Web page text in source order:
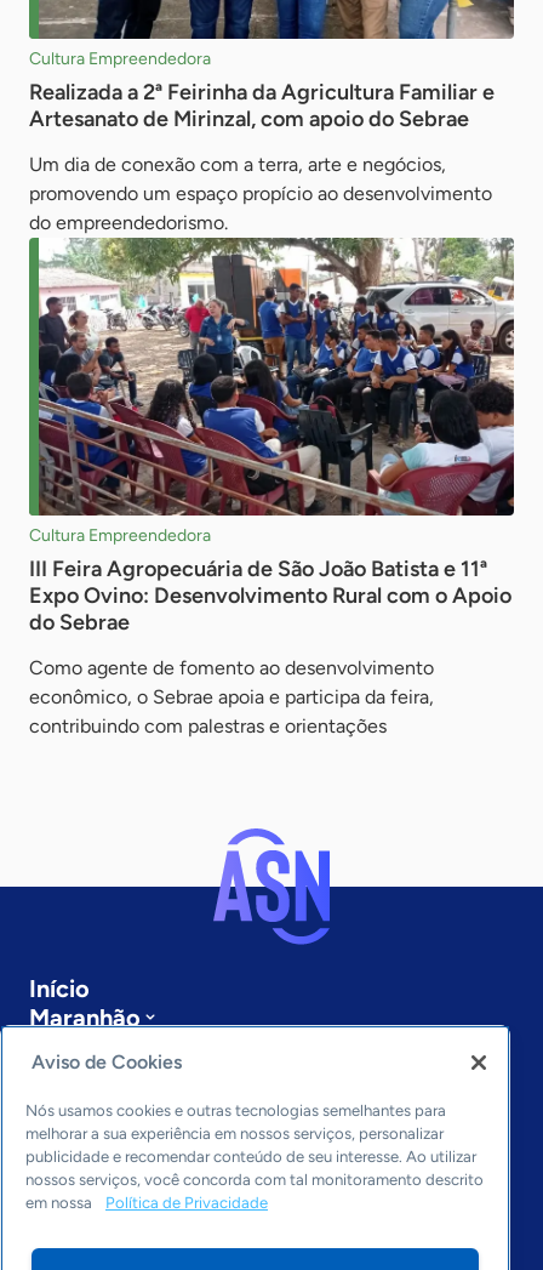
Cultura Empreendedora
Realizada a 2ª Feirinha da Agricultura Familiar e
Artesanato de Mirinzal, com apoio do Sebrae
Um dia de conexão com a terra, arte e negócios,
promovendo um espaço propício ao desenvolvimento
do empreendedorismo.
Cultura Empreendedora
III Feira Agropecuária de São João Batista e 11ª
Expo Ovino: Desenvolvimento Rural com o Apoio
do Sebrae
Como agente de fomento ao desenvolvimento
econômico, o Sebrae apoia e participa da feira,
contribuindo com palestras e orientações
Início
Maranhão
Sobre a ASN
Últimas notícias
Entre em contato
Editorias
Economia & Política
Inovação & Tecnologia
Cultura empreendedora
Aviso de Cookies
Nós usamos cookies e outras tecnologias semelhantes para
melhorar a sua experiência em nossos serviços, personalizar
publicidade e recomendar conteúdo de seu interesse. Ao utilizar
nossos serviços, você concorda com tal monitoramento descrito
em nossa
Política de Privacidade